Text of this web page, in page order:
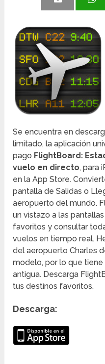
Se encuentra en
limitado, la aplicación
pago FlightBoard:
vuelo en directo, para
en la App Store.
pantalla de Salidas o
aeropuerto del mundo.
un vistazo a las
favoritos y consultar
vuelos en tiempo real.
del aeropuerto Charles
modelo, por lo que
antigua. Descarga
tus destinos favoritos.
Descarga: